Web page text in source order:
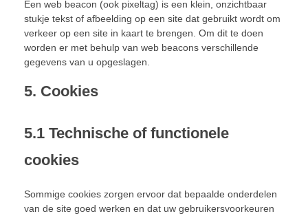
Een web beacon (ook pixeltag) is een klein, onzichtbaar
stukje tekst of afbeelding op een site dat gebruikt wordt om
verkeer op een site in kaart te brengen. Om dit te doen
worden er met behulp van web beacons verschillende
gegevens van u opgeslagen.
5. Cookies
5.1 Technische of functionele
cookies
Sommige cookies zorgen ervoor dat bepaalde onderdelen
van de site goed werken en dat uw gebruikersvoorkeuren